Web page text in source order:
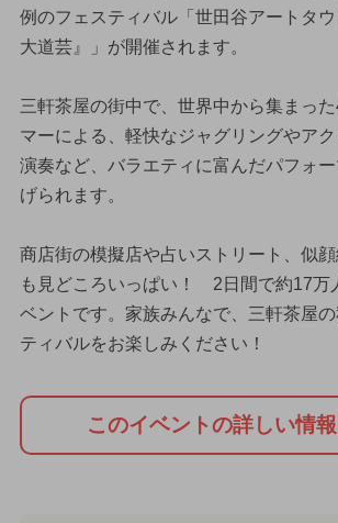
例のフェスティバル「世田谷アートタ
大道芸』」が開催されます。
三軒茶屋の街中で、世界中から集まっ
マーによる、軽快なジャグリングやア
演奏など、バラエティに富んだパフォ
げられます。
商店街の模擬店や占いストリート、似
も見どころいっぱい！ 2日間で約17万
ベントです。家族みんなで、三軒茶屋
ティバルをお楽しみください！
このイベントの詳しい情